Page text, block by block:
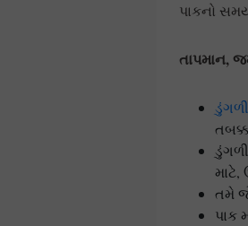
પાકનો
તાપમાન,
ડુંગળી
માટે,
તમે જે
પાક